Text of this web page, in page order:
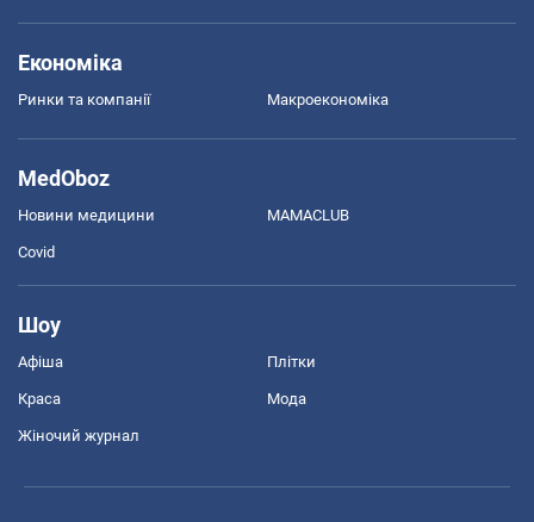
Економіка
Ринки та компанії Макроекономіка
MedOboz
Новини медицини MAMACLUB
Covid
Шоу
Афіша Плітки
Краса Мода
Жіночий журнал